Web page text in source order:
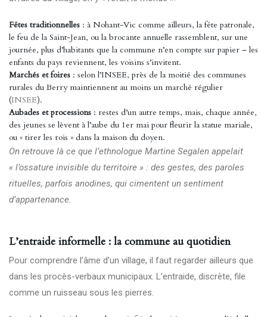
Fêtes traditionnelles : à Nohant-Vic comme ailleurs, la fête patronale,
le feu de la Saint-Jean, ou la brocante annuelle rassemblent, sur une
journée, plus d’habitants que la commune n’en compte sur papier – les
enfants du pays reviennent, les voisins s’invitent.
Marchés et foires : selon l’INSEE, près de la moitié des communes
rurales du Berry maintiennent au moins un marché régulier
(INSEE).
Aubades et processions : restes d’un autre temps, mais, chaque année,
des jeunes se lèvent à l’aube du 1er mai pour fleurir la statue mariale,
ou « tirer les rois » dans la maison du doyen.
On retrouve là ce que l’ethnologue Martine Segalen appelait
« l’ossature invisible du territoire » : des gestes, des paroles
rituelles, parfois anodines, qui cimentent un sentiment
d’appartenance.
L’entraide informelle : la commune au quotidien
Pour comprendre l’âme d’un village, il faut regarder ailleurs que
dans les procès-verbaux municipaux. L’entraide, discrète, file
comme un ruisseau sous les pierres.